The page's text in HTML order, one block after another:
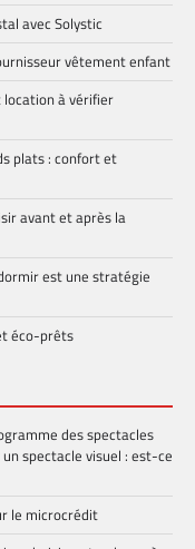
avec Solystic
vêtement enfant
location à vérifier
plats : confort et
avant et après la
est une stratégie
éco-prêts
des spectacles
spectacle visuel : est-ce
le microcrédit